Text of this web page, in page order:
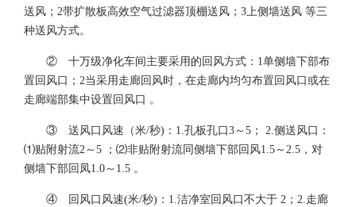
送风；2带扩散板高效空气过滤器顶棚送风；3上侧墙送风 等三
种送风方式。
② 十万级净化车间主要采用的回风方式：1单侧墙下部布
置回风口；2当采用走廊回风时，在走廊内均匀布置回风口或在
走廊端部集中设置回风口 。
③ 送风口风速（米/秒)：1.孔板孔口3～5； 2.侧送风口：
⑴贴附射流2～5 ；⑵非贴附射流同侧墙下部回风1.5～2.5，对
侧墙下部回凤1.0～1.5 。
④ 回风口风速(米/秒)：1.洁净室回风口不大于 2；2.走廊